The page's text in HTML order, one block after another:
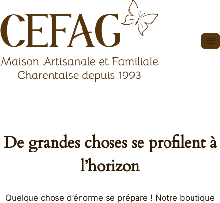
au
contenu
De grandes choses se profilent à
l’horizon
Quelque chose d’énorme se prépare ! Notre boutique